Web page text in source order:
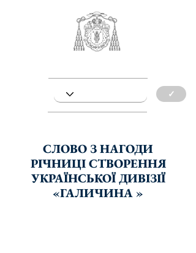
✓
СЛОВО З НАГОДИ
РІЧНИЦІ СТВОРЕННЯ
УКРАЇНСЬКОЇ ДИВІЗІЇ
«ГАЛИЧИНА »